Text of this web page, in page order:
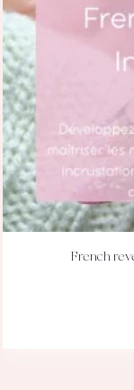
ACHETEZ
French